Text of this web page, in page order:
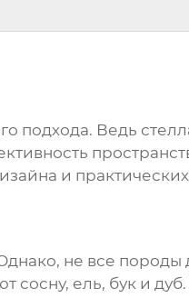
подхода. Ведь
и
не все породы
сосну, ель, бук и